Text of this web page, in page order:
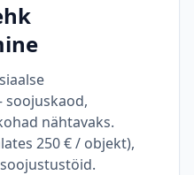
soojuskaod,
nähtavaks.
250 € / objekt),